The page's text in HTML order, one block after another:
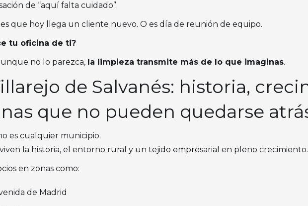
de “aquí falta cuidado”.
que hoy llega un cliente nuevo. O es día de reunión de equipo.
tu oficina de ti?
no lo parezca, la limpieza transmite más de lo que imaginas.
de Salvanés: historia,
que no pueden quedarse
es cualquier municipio.
la historia, el entorno rural y un tejido empresarial en pleno crecimiento.
en zonas como:
de Madrid